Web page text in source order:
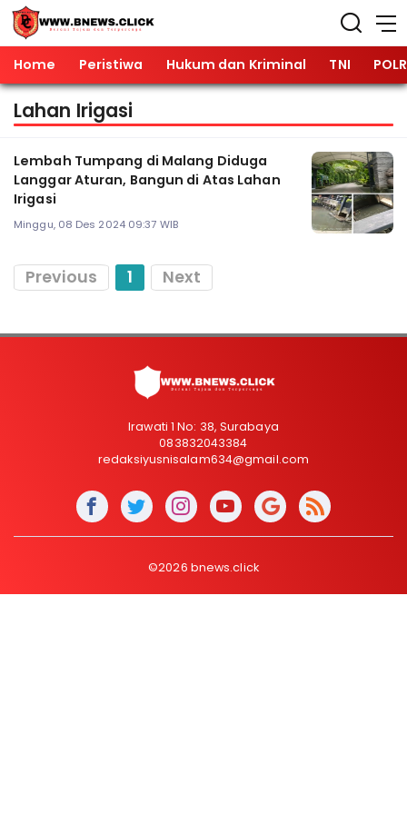
Home Peristiwa Hukum dan Kriminal TNI
Lahan Irigasi
Lembah Tumpang di Malang Diduga
Langgar Aturan, Bangun di Atas Lahan
Irigasi
Minggu, 08 Des 2024 09:37 WIB
Previous 1 Next
Irawati 1 No: 38, Surabaya
083832043384
redaksiyusnisalam634@gmail.com
©2026 bnews.click